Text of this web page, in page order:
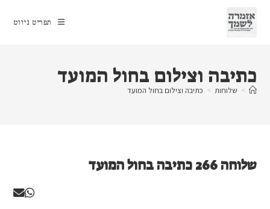
content
תפריט ניווט
כתיבה וצילום בחול המועד
> שלוחות > כתיבה וצילום בחול המועד
שלוחה 266 כתיבה בחול המועד